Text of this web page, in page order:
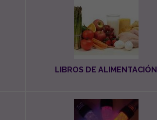
LIBROS DE ALIMENTACIÓN